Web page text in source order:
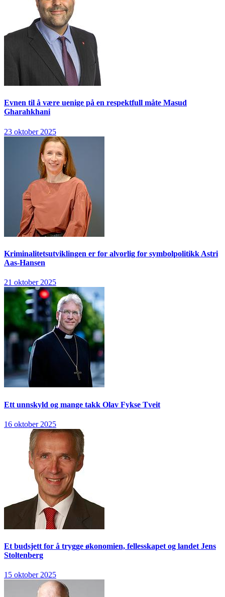
Evnen til å være uenige på en respektfull måte Masud
Gharahkhani
23 oktober 2025
Kriminalitetsutviklingen er for alvorlig for symbolpolitikk Astri
Aas-Hansen
21 oktober 2025
Ett unnskyld og mange takk Olav Fykse Tveit
16 oktober 2025
Et budsjett for å trygge økonomien, fellesskapet og landet Jens
Stoltenberg
15 oktober 2025